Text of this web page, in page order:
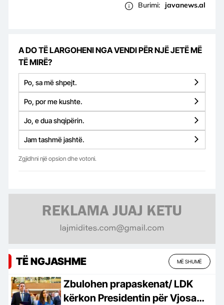
Burimi: javanews.al
A DO TË LARGOHENI NGA VENDI PËR NJË JETË MË
TË MIRË?
Po, sa më shpejt.
Po, por me kushte.
Jo, e dua shqipërin.
Jam tashmë jashtë.
Zgjidhni një opsion dhe votoni.
TË NGJASHME MË SHUMË
Zbulohen prapaskenat/ LDK
kërkon Presidentin për Vjosa